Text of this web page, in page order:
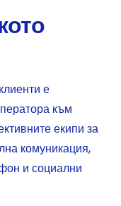
е
към
екипи за
комуникация,
и социални